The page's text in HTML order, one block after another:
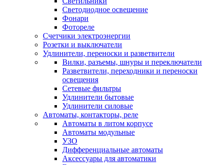
Светодиодное освещение
Фонари
Фотореле
Счетчики электроэнергии
Розетки и выключатели
Удлинители, переноски и разветвители
Вилки, разъемы, шнуры и переключатели
Разветвители, переходники и переноски
освещения
Сетевые фильтры
Удлинители бытовые
Удлинители силовые
Автоматы, контакторы, реле
Автоматы в литом корпусе
Автоматы модульные
УЗО
Дифференциальные автоматы
Аксессуары для автоматики